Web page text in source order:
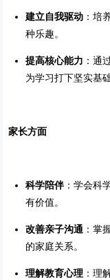
建立自我驱动 ：培
种乐趣。
提高核心能力 ：通
为学习打下坚实基础
家长方面
科学陪伴：学会科
有价值。
改善亲子沟通 ：掌
的家庭关系。
理解教育心理 ：理